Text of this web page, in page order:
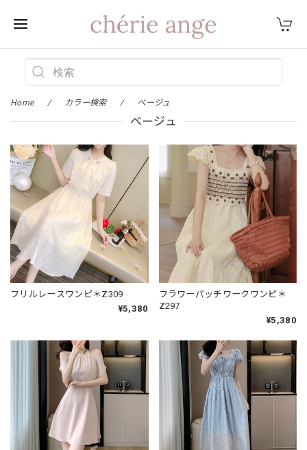
Home カラー検索 ベージュ
ベージュ
フリルレースワンピ＊Z309
¥5,380
フラワーパッチワークワンピ＊
Z297
¥5,380